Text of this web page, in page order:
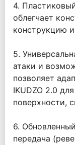
4.
облегчает
конструкцию
5.
атаки и
позволяет
IKUDZO 2.0
поверхности,
6.
передача